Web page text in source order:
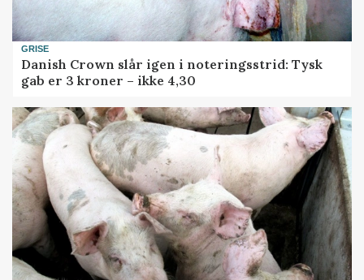
GRISE
Danish Crown slår igen i noteringsstrid: Tysk
gab er 3 kroner – ikke 4,30